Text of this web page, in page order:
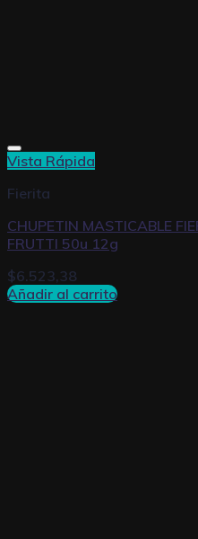
Vista Rápida
Fierita
CHUPETIN MASTICABLE
FRUTTI 50u 12g
$6.523,38
Añadir al carrito